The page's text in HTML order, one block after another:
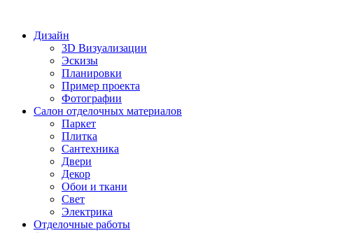
Дизайн
3D Визуализации
Эскизы
Планировки
Пример проекта
Фотографии
Салон отделочных материалов
Паркет
Плитка
Сантехника
Двери
Декор
Обои и ткани
Свет
Электрика
Отделочные работы